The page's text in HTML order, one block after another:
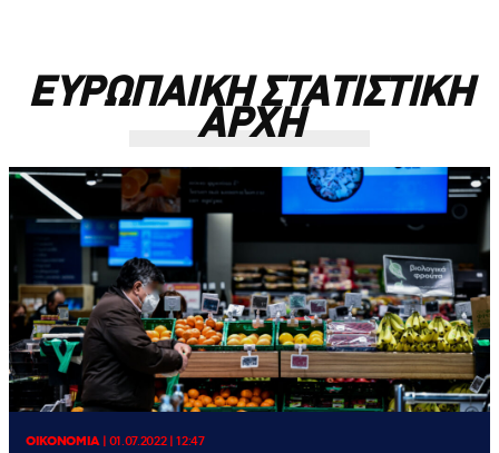
ΕΥΡΩΠΑΙΚΗ ΣΤΑΤΙΣΤΙΚΗ
ΑΡΧΗ
ΟΙΚΟΝΟΜΙΑ| 01.07.2022 | 12:47